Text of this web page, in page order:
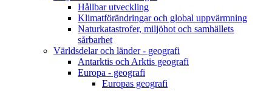
Hållbar utveckling
Klimatförändringar och global uppvärmning
Naturkatastrofer, miljöhot och samhällets
sårbarhet
Världsdelar och länder - geografi
Antarktis och Arktis geografi
Europa - geografi
Europas geografi